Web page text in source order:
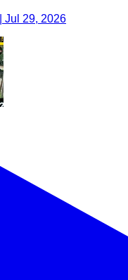
Jul 29, 2026